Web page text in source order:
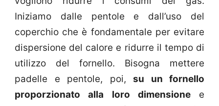
Iniziamo dalle pentole e dall’uso del
coperchio che è fondamentale per evitare
dispersione del calore e ridurre il tempo di
utilizzo del fornello. Bisogna mettere
padelle e pentole, poi, su un fornello
proporzionato alla loro dimensionee